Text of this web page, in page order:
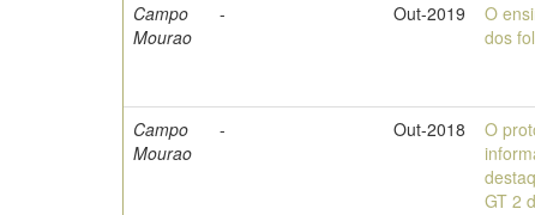
Campo
Mourao
- Out-2019
O
dos
Campo
Mourao
- Out-2018
O
GT 2